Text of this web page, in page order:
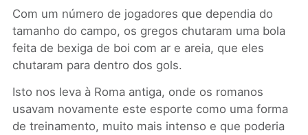
Com um número de jogadores que dependia do
tamanho do campo, os gregos chutaram uma bola
feita de bexiga de boi com ar e areia, que eles
chutaram para dentro dos gols.
Isto nos leva à Roma antiga, onde os romanos
usavam novamente este esporte como uma forma
de treinamento, muito mais intenso e que poderia